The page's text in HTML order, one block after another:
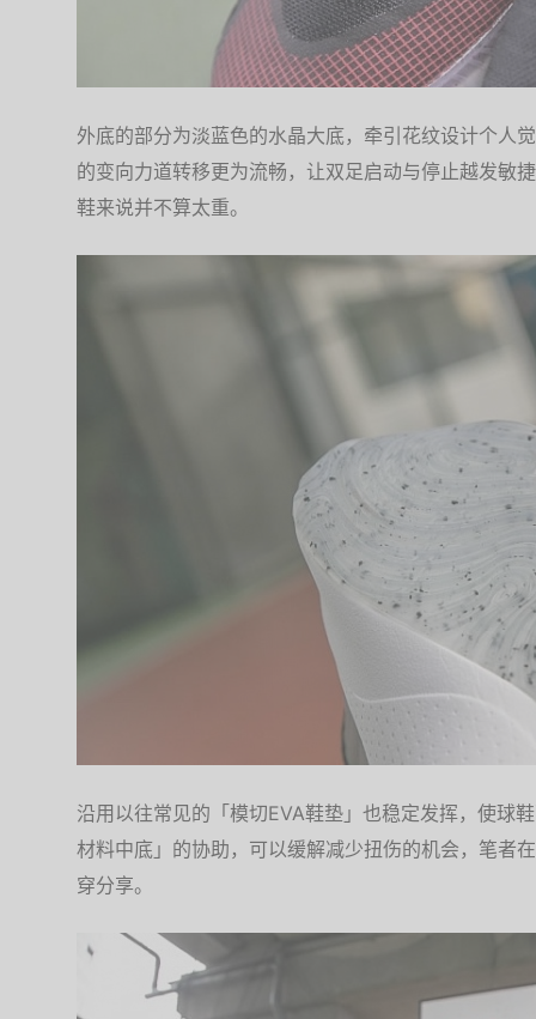
外底的部分为淡蓝色的水晶大底，牵引花纹设计个人
的变向力道转移更为流畅，让双足启动与停止越发敏
鞋来说并不算太重。
沿用以往常见的「模切EVA鞋垫」也稳定发挥，使球
材料中底」的协助，可以缓解减少扭伤的机会，笔者
穿分享。